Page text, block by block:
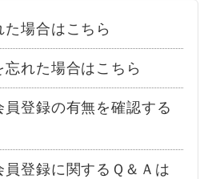
場合はこちら
れた場合はこちら
員登録の有無を確認する
登録に関するＱ＆Ａは